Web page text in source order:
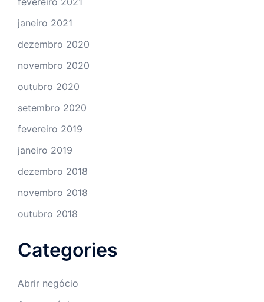
janeiro 2021
dezembro 2020
novembro 2020
outubro 2020
setembro 2020
fevereiro 2019
janeiro 2019
dezembro 2018
novembro 2018
outubro 2018
Categories
Abrir negócio